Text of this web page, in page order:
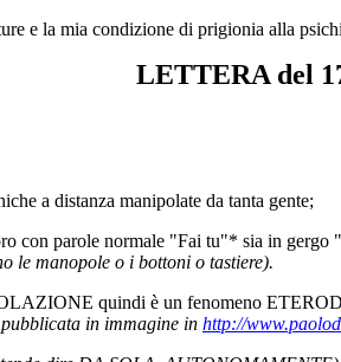
e la mia condizione di prigionia alla
LETTERA del
a distanza manipolate da tanta gente;
con parole normale "Fai tu"* sia in
le manopole o i bottoni o tastiere).
quindi è un fenomeno
in immagine in http://